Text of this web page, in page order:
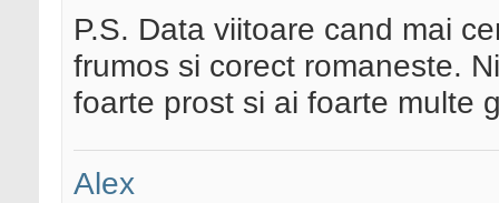
P.S. Data viitoare cand mai
frumos si corect romaneste.
foarte prost si ai foarte multe
Alex